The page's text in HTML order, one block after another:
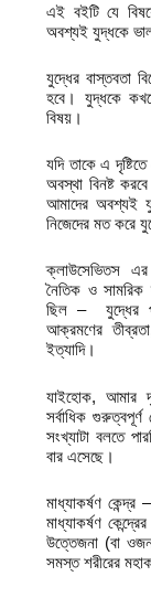
এই বইটি যে
অবশ্যই যুদ্ধকে
যুদ্ধের বাস্তবতা
হবে। যুদ্ধকে
বিষয়।
যদি তাকে এ
অবস্থা বিনষ্ট
আমাদের অবশ্যই
নিজেদের মত করে
ক্লাউসেভিতস এর
নৈতিক ও সামরিক
ছিল – যুদ্ধের
আক্রমণের
ইত্যাদি।
যাইহোক, আমার
সর্বাধিক
সংখ্যাটা বলতে
বার এসেছে।
মাধ্যাকর্ষণ কেন্দ্র
মাধ্যাকর্ষণ
উত্তেজনা (বা
সমস্ত শরীরের